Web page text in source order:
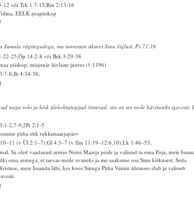
12 või Trk 1:7-15;Rm 2:13-16
EELK peapiiskop
Jumala vägitegudega, ma tunnistan üksnes Sinu õiglust. Ps 71:16
25;Õp 14:2-8 või Brk 3:29-38
piiskop, misjonär liivlaste juures († 1196)
8;Jh 4:34-38;
nagu rohi ja kõik ülekohtutegijad õitsevad, siis on see neile hävituseks igavesti.
2,7-9;2Pt 2:1-5
püha ehk rukkimaarjapäev
(v Ül 2:1–7);Gl 4:3–7 (v Ilm 11:19–12:6,10);Lk 1:46–55;
Sa oled vaadanud armus Neitsi Maarja peale ja valinud ta oma Poja, meie
oma armuga, et taevas meile avaneks ja me saaksime osa Sinu kirkusest. Seda
meie Issanda läbi, kes koos Sinuga Püha Vaimu ühtsuses elab ja valitseb